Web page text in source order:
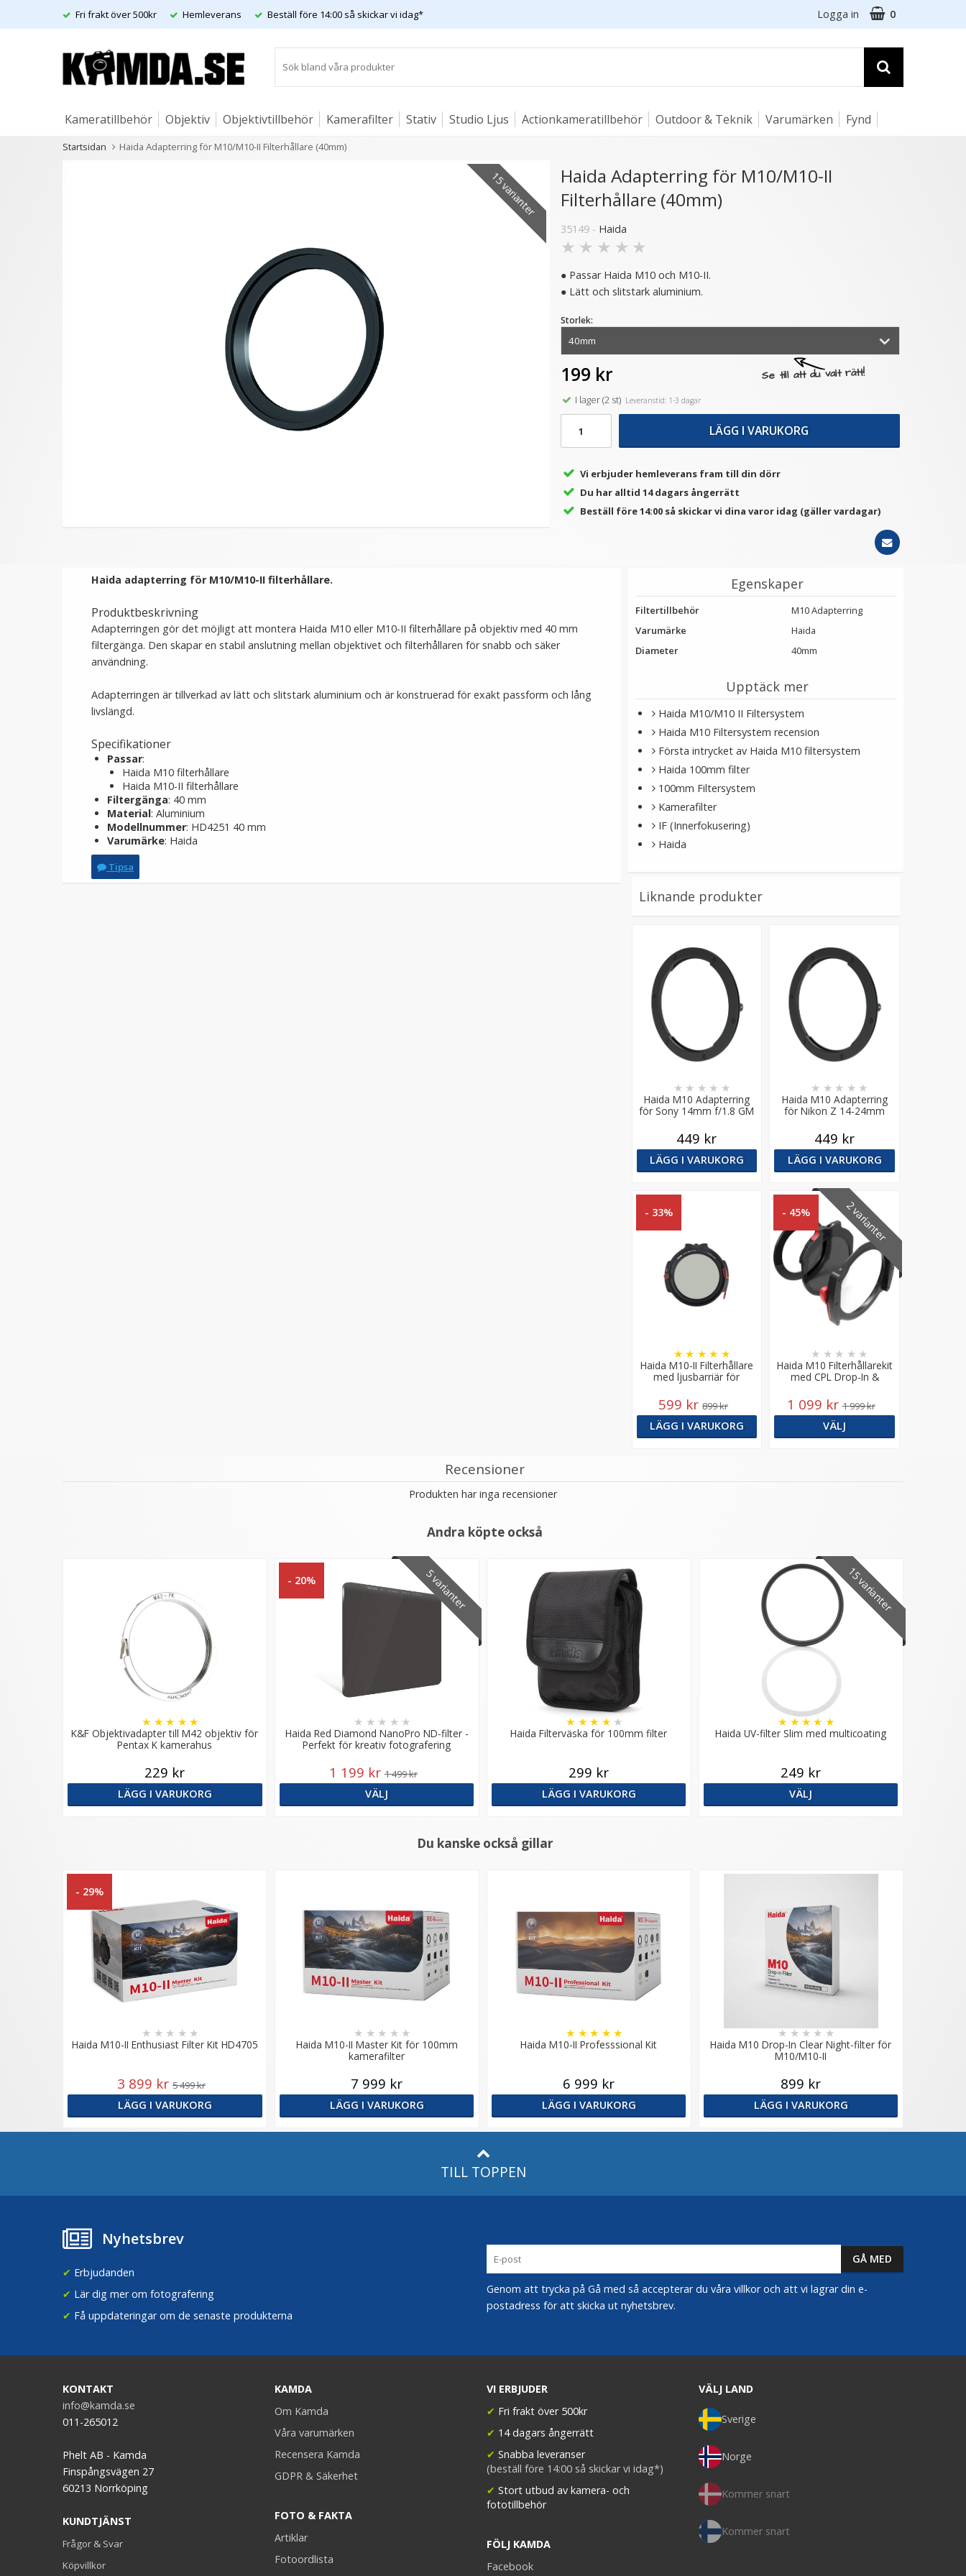
Fri frakt över 500kr Hemleverans Beställ före 14:00 så skickar vi idag* Logga in 0
Kameratillbehör Objektiv Objektivtillbehör Kamerafilter Stativ Studio Ljus Actionkameratillbehör Outdoor & Teknik Varumärken Fynd
Artiklar
Startsidan Haida Adapterring för M10/M10-II Filterhållare (40mm)
Step Up Ring 72-77mm -
Gör filtergängan större
79 kr
Step Up Ring 77-82mm -
Gör filtergängan större
2 varianter
JJC Omvändningsring för
Nikon F kamerahus
★★★
Gör filtergängan större
69 kr
LÄGG I VARUKORG
2st C-ringar 1/4-tum
★★★★★
LÄGG I VARUKORG
15 varianter
Haida Adapterring för M10/M10-II
Filterhållare (40mm)
35149 - Haida
★ ★ ★ ★ ★
● Passar Haida M10 och M10-II.
● Lätt och slitstark aluminium.
Se till att du valt rätt!
Storlek:
199 kr
I lager (2 st)Leveranstid: 1-3 dagar
LÄGG I VARUKORG
Vi erbjuder hemleverans fram till din dörr
Du har alltid 14 dagars ångerrätt
Beställ före 14:00 så skickar vi dina varor idag (gäller vardagar)
Haida adapterring för M10/M10-II filterhållare.
Produktbeskrivning
Adapterringen gör det möjligt att montera Haida M10 eller M10-II filterhållare på objektiv med 40 mm
filtergänga. Den skapar en stabil anslutning mellan objektivet och filterhållaren för snabb och säker
användning.
Adapterringen är tillverkad av lätt och slitstark aluminium och är konstruerad för exakt passform och lång
livslängd.
Specifikationer
Passar:
Haida M10 filterhållare
Haida M10-II filterhållare
Filtergänga: 40 mm
Material: Aluminium
Modellnummer: HD4251 40 mm
Varumärke: Haida
Tipsa
Egenskaper
Filtertillbehör
M10 Adapterring
Varumärke
Haida
Diameter
40mm
Upptäck mer
Haida M10/M10 II Filtersystem
Haida M10 Filtersystem recension
Första intrycket av Haida M10 filtersystem
Haida 100mm filter
100mm Filtersystem
Kamerafilter
IF (Innerfokusering)
Haida
Liknande produkter
Haida M10 Adapterring
för Sony 14mm f/1.8 GM
★ ★ ★ ★ ★
449 kr
LÄGG I VARUKORG
Haida M10 Adapterring
för Nikon Z 14-24mm
★ ★ ★ ★ ★
449 kr
LÄGG I VARUKORG
- 33%
Haida M10-II Filterhållare
med ljusbarriär för
100mm filter
★ ★ ★ ★ ★
599 kr 899 kr
LÄGG I VARUKORG
2 varianter
- 45%
Haida M10 Filterhållarekit
med CPL Drop-In &
adapterring för 100mm
filter
★ ★ ★ ★ ★
1 099 kr 1 999 kr
VÄLJ
Recensioner
Produkten har inga recensioner
Andra köpte också
K&F Objektivadapter till M42 objektiv för
Pentax K kamerahus
★ ★ ★ ★ ★
229 kr
LÄGG I VARUKORG
5 varianter
- 20%
Haida Red Diamond NanoPro ND-filter -
Perfekt för kreativ fotografering
★ ★ ★ ★ ★
1 199 kr 1 499 kr
VÄLJ
Haida Filterväska för 100mm filter
★ ★ ★ ★ ★
299 kr
LÄGG I VARUKORG
15 varianter
Haida UV-filter Slim med multicoating
★ ★ ★ ★ ★
249 kr
VÄLJ
Du kanske också gillar
- 29%
Haida M10-II Enthusiast Filter Kit HD4705
★ ★ ★ ★ ★
3 899 kr 5 499 kr
LÄGG I VARUKORG
Haida M10-II Master Kit för 100mm
kamerafilter
★ ★ ★ ★ ★
7 999 kr
LÄGG I VARUKORG
Haida M10-II Professsional Kit
★ ★ ★ ★ ★
6 999 kr
LÄGG I VARUKORG
Haida M10 Drop-In Clear Night-filter för
M10/M10-II
★★★★★
899 kr
LÄGG I VARUKORG
TILL TOPPEN
Nyhetsbrev
✔ Erbjudanden
✔ Lär dig mer om fotografering
✔ Få uppdateringar om de senaste produkterna
Genom att trycka på Gå med så accepterar du våra villkor och att vi lagrar din e-
postadress för att skicka ut nyhetsbrev.
KONTAKT
info@kamda.se
011-265012
Phelt AB - Kamda
Finspångsvägen 27
60213 Norrköping
KUNDTJÄNST
Frågor & Svar
Köpvillkor
KAMDA
Om Kamda
Våra varumärken
Recensera Kamda
GDPR & Säkerhet
FOTO & FAKTA
Artiklar
Fotoordlista
VI ERBJUDER
✔ Fri frakt över 500kr
✔ 14 dagars ångerrätt
✔ Snabba leveranser
(beställ före 14:00 så skickar vi idag*)
✔ Stort utbud av kamera- och
fototillbehör
FÖLJ KAMDA
Facebook
VÄLJ LAND
Sverige
Norge
Kommer snart
Kommer snart